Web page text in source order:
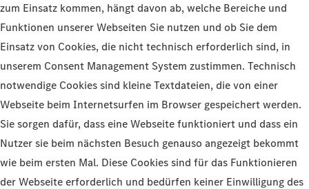
zum Einsatz kommen, hängt davon ab, welche Bereiche und
Funktionen unserer Webseiten Sie nutzen und ob Sie dem
Einsatz von Cookies, die nicht technisch erforderlich sind, in
unserem Consent Management System zustimmen. Technisch
notwendige Cookies sind kleine Textdateien, die von einer
Webseite beim Internetsurfen im Browser gespeichert werden.
Sie sorgen dafür, dass eine Webseite funktioniert und dass ein
Nutzer sie beim nächsten Besuch genauso angezeigt bekommt
wie beim ersten Mal. Diese Cookies sind für das Funktionieren
der Webseite erforderlich und bedürfen keiner Einwilligung des